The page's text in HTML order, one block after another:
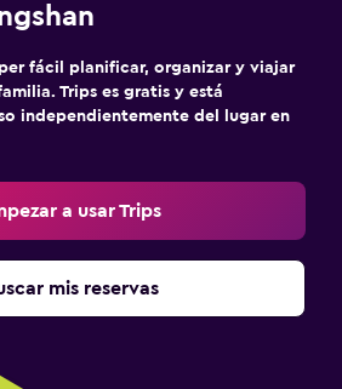
fácil planificar, organizar y viajar
Trips es gratis y está
independientemente del lugar en
a usar Trips
mis reservas